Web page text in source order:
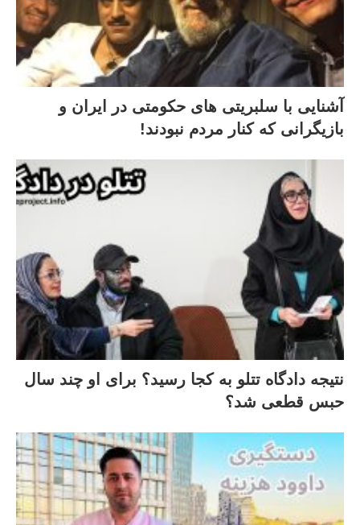
آشنایی با سلبریتی های حکومتی در ایران و
بازیگرانی که کنار مردم نبودند!
نتیجه دادگاه تتلو به کجا رسید؟ برای او چند سال
حبس قطعی شد؟